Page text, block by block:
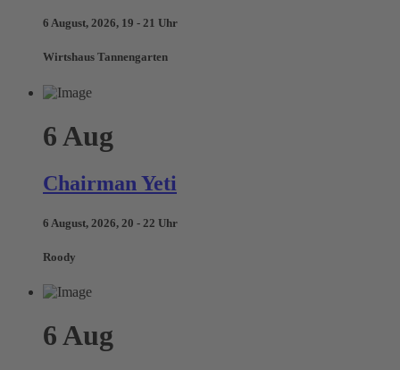
6 August, 2026, 19 - 21 Uhr
Wirtshaus Tannengarten
6 Aug
Chairman Yeti
6 August, 2026, 20 - 22 Uhr
Roody
6Aug